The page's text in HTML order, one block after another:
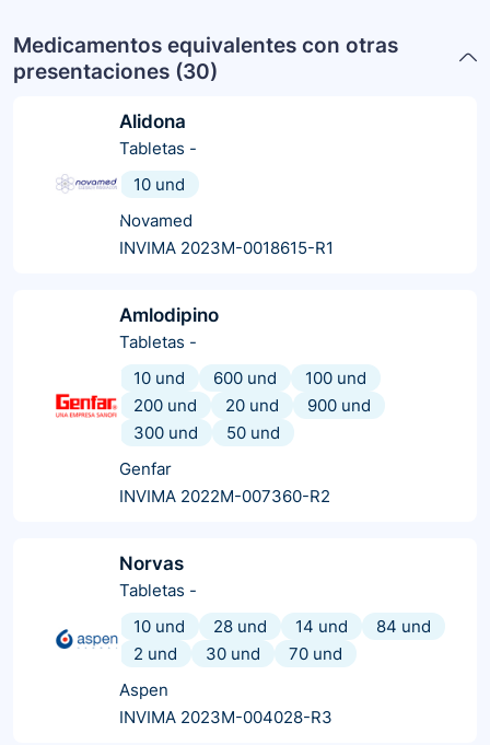
Medicamentos equivalentes con otras
presentaciones (30)
Alidona
Tabletas -
10 und
Novamed
INVIMA 2023M-0018615-R1
Amlodipino
Tabletas -
10 und
600 und
100 und
200 und
20 und
900 und
300 und
50 und
Genfar
INVIMA 2022M-007360-R2
Norvas
Tabletas -
10 und
28 und 14 und
84 und
2 und
30 und
70 und
Aspen
INVIMA 2023M-004028-R3